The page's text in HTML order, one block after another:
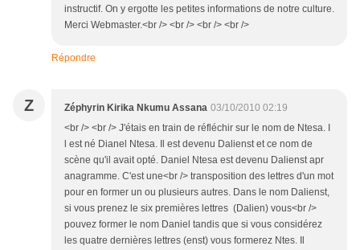
instructif. On y ergotte les petites informations de notre culture.
Merci Webmaster.<br /> <br /> <br /> <br />
Répondre
Z Zéphyrin Kirika Nkumu Assana 03/10/2010 02:19
<br /> <br /> J'étais en train de réfléchir sur le nom de Ntesa. I
l est né Dianel Ntesa. Il est devenu Dalienst et ce nom de
scène qu'il avait opté. Daniel Ntesa est devenu Dalienst apr
anagramme. C'est une<br /> transposition des lettres d'un mot
pour en former un ou plusieurs autres. Dans le nom Dalienst,
si vous prenez le six premières lettres (Dalien) vous<br />
pouvez former le nom Daniel tandis que si vous considérez
les quatre dernières lettres (enst) vous formerez Ntes. Il